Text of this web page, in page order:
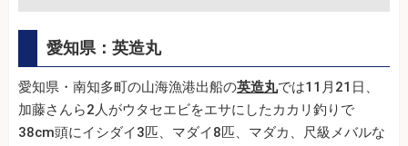
愛知県：英造丸
愛知県・南知多町の山海漁港出船の英造丸では11月21日、
加藤さんら2人がウタセエビをエサにしたカカリ釣りで
38cm頭にイシダイ3匹、マダイ8匹、マダカ、尺級メバルな